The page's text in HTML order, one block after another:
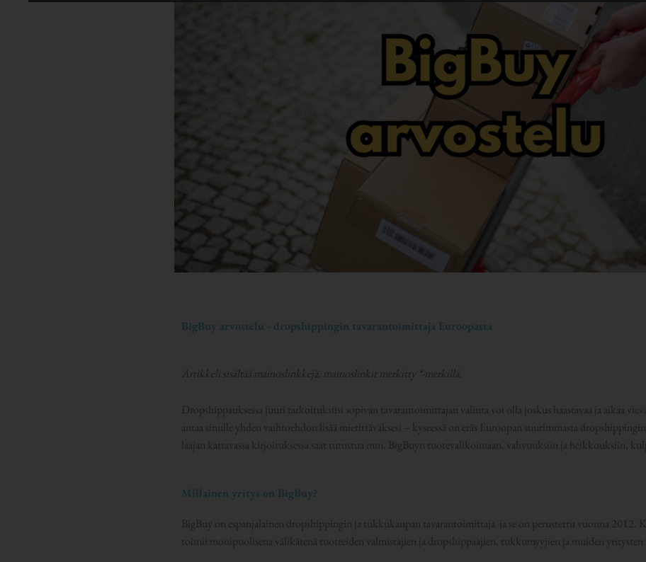
BigBuy arvostelu - dropshippingin tavarantoimittaja Euroopasta
Artikkeli sisältää mainoslinkkejä, mainoslinkit merkitty *-merkillä.
Dropshippauksessa juuri tarkoituksiisi sopivan tavarantoimittajan valinta voi olla joskus haastavaa ja aikaa
antaa sinulle yhden vaihtoehdon lisää mietittäväksesi – kyseessä on eräs Euroopan suurimmasta
laajan kattavassa kirjoituksessa saat tutustua mm. BigBuyn tuotevalikoimaan, vahvuuksiin ja heikkouksiin,
Millainen yritys on BigBuy?
BigBuy on espanjalainen dropshippingin ja tukkukaupan tavarantoimittaja ja se on perustettu vuonna 2012.
toimii monipuolisena välikätenä tuotteiden valmistajien ja dropshippaajien, tukkumyyjien ja muiden yritysten